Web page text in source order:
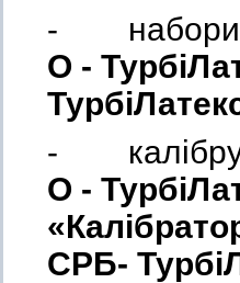
- набори
О -
-
О -
СРБ-